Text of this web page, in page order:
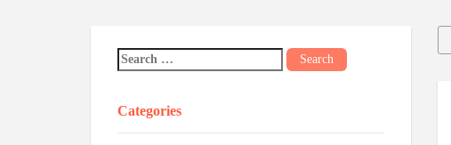
Categories